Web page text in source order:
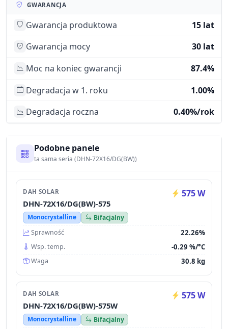
GWARANCJA
Gwarancja produktowa
15 lat
Gwarancja mocy
30 lat
Moc na koniec gwarancji
87.4%
Degradacja w 1. roku
1.00%
Degradacja roczna
0.40%/rok
Podobne panele
ta sama seria (DHN-72X16/DG(BW))
DAH SOLAR 575 W
DHN-72X16/DG(BW)-575
Monocrystalline
Bifacjalny
Sprawność
22.26%
Wsp. temp. -0.29 %/°C
Waga 30.8 kg
DAH SOLAR 575 W
DHN-72X16/DG(BW)-575W
Monocrystalline
Bifacjalny